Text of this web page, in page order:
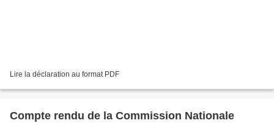
Lire la déclaration au format PDF
Compte rendu de la Commission Nationale